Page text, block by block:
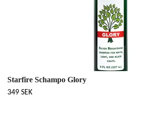
Starfire Schampo Glory
349 SEK